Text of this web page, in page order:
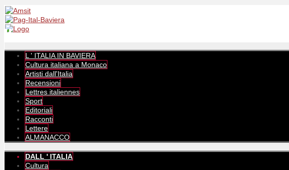
L ' ITALIA IN BAVIERA
Cultura italiana a Monaco
Artisti dall'Italia
Recensioni
Lettres italiennes
Sport
Editoriali
Racconti
Lettere
ALMANACCO
DALL ' ITALIA
Cultura